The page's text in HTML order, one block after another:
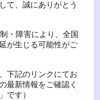
て、誠にありがとう
・障害により、全国
が生じる可能性がご
下記のリンクにてお
最新情報をご確認く
です）